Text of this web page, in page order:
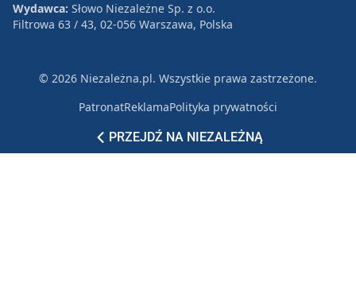
PRZEJDŹ NA NIEZALEŻNĄ
Wydawca: Słowo Niezależne Sp. z o.o.
Filtrowa 63 / 43, 02-056 Warszawa, Polska
© 2026 Niezależna.pl. Wszystkie prawa zastrzeżone.
PatronatReklamaPolityka prywatności